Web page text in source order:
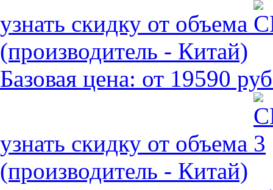
узнать скидку от объема
(производитель - Китай)
Базовая цена: от 19590
узнать скидку от объема
(производитель - Китай)